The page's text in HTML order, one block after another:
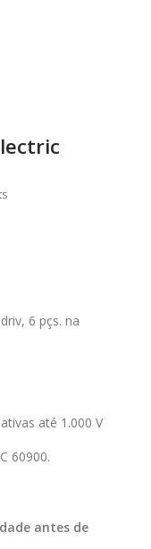
6 pçs. na
até 1.000 V
60900.
antes de